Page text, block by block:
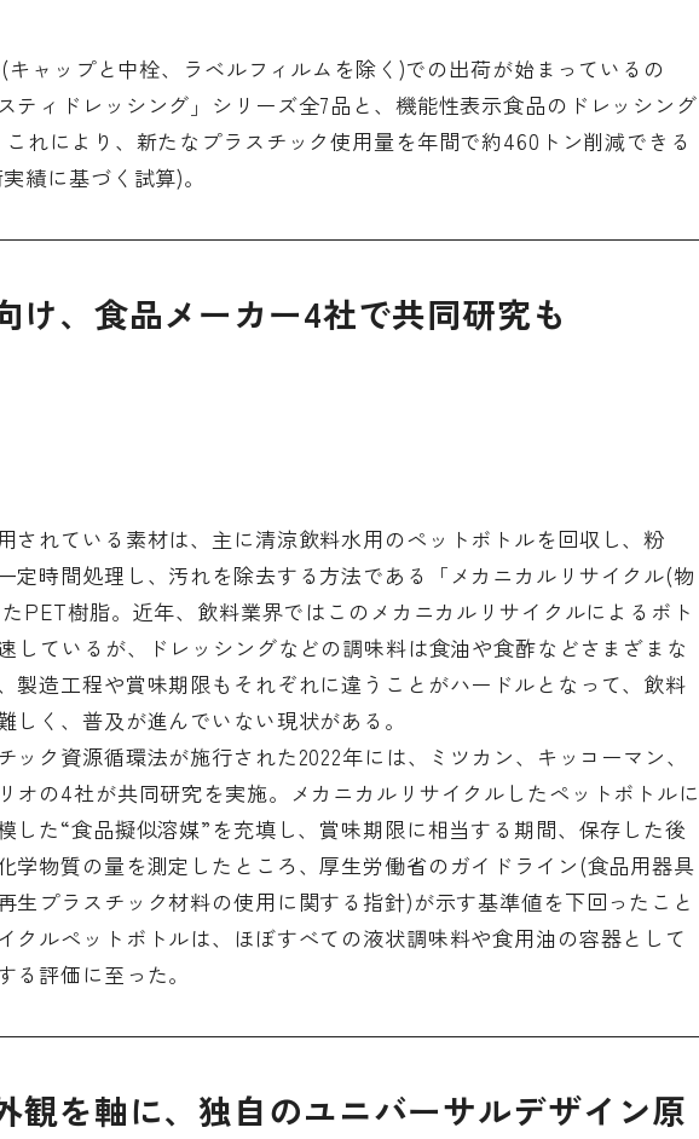
キャップと中栓、ラベルフィルムを除く)での出荷が始まっているの
ティドレッシング」シリーズ全7品と、機能性表示食品のドレッシング
れにより、新たなプラスチック使用量を年間で約460トン削減できる
績に基づく試算)。
け、食品メーカー4社で共同研究も
されている素材は、主に清涼飲料水用のペットボトルを回収し、粉
定時間処理し、汚れを除去する方法である「メカニカルリサイクル(物
PET樹脂。近年、飲料業界ではこのメカニカルリサイクルによるボト
しているが、ドレッシングなどの調味料は食油や食酢などさまざまな
製造工程や賞味期限もそれぞれに違うことがハードルとなって、飲料
しく、普及が進んでいない現状がある。
ック資源循環法が施行された2022年には、ミツカン、キッコーマン、
オの4社が共同研究を実施。メカニカルリサイクルしたペットボトルに
した“食品擬似溶媒”を充填し、賞味期限に相当する期間、保存した後
学物質の量を測定したところ、厚生労働省のガイドライン(食品用器具
生プラスチック材料の使用に関する指針)が示す基準値を下回ったこと
クルペットボトルは、ほぼすべての液状調味料や食用油の容器として
評価に至った。
観を軸に、独自のユニバーサルデザイン原